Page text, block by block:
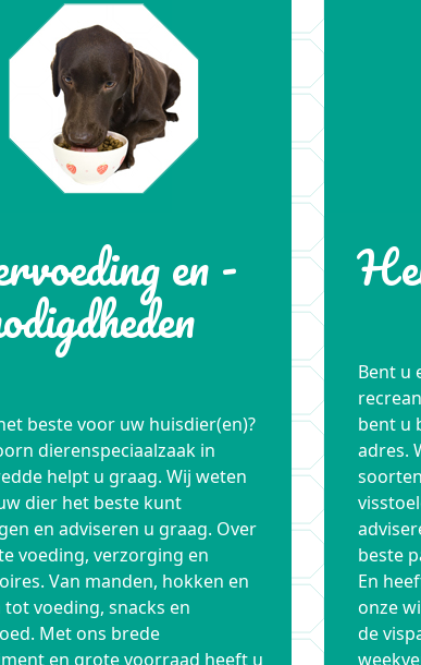
en -
beste voor uw huisdier(en)?
dierenspeciaalzaak in
helpt u graag. Wij weten
dier het beste kunt
en adviseren u graag. Over
voeding, verzorging en
Van manden, hokken en
tot voeding, snacks en
Met ons brede
en grote voorraad heeft u
Bent u
bent u
adres.
beste
En
onze
de